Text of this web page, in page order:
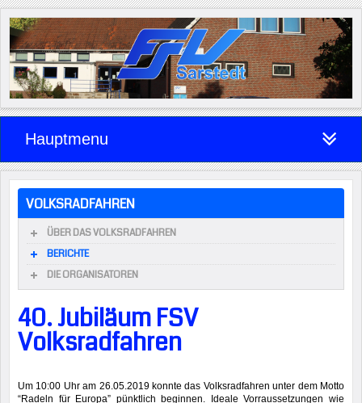
Hauptmenu
VOLKSRADFAHREN
ÜBER DAS VOLKSRADFAHREN
BERICHTE
DIE ORGANISATOREN
40. Jubiläum FSV
Volksradfahren
Um 10:00 Uhr am 26.05.2019 konnte das Volksradfahren unter dem Motto
“Radeln für Europa” pünktlich beginnen. Ideale Vorraussetzungen wie